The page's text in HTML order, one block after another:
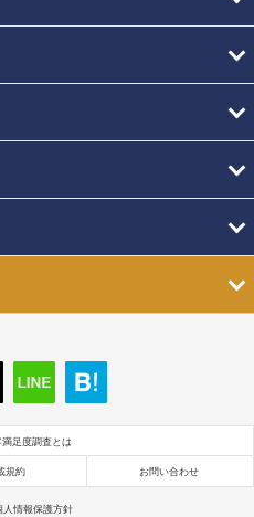
足度調査とは
規約 お問い合わせ
人情報保護方針